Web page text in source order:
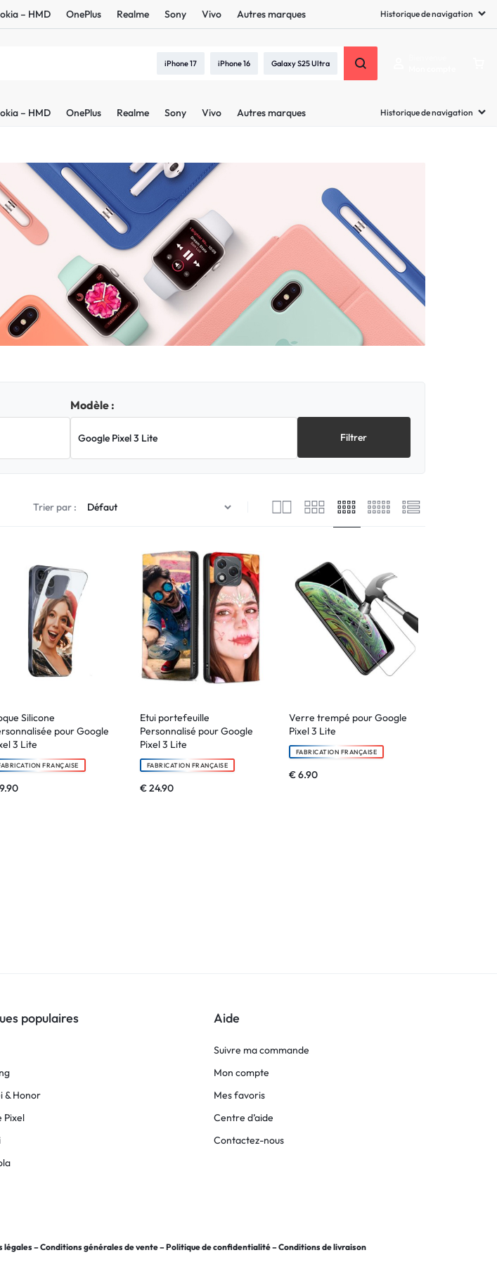
iPhone 17 iPhone 16 Galaxy S25 Ultra
– HMD OnePlus Realme Sony Vivo Autres marques Historique de navigation
– HMD OnePlus Realme Sony Vivo Autres marques Historique de navigation
Modèle :
Filtrer
Trier par :
Silicone
pour Google
3 Lite
FRANÇAISE
9.90
Etui portefeuille
Personnalisé pour Google
Pixel 3 Lite
FABRICATION FRANÇAISE
€24.90
Verre trempé pour Google
Pixel 3 Lite
FABRICATION FRANÇAISE
€6.90
populaires
& Honor
Pixel
Aide
Suivre ma commande
Mon compte
Mes favoris
Centre d’aide
Contactez-nous
légales –Conditions générales de vente–Politique de confidentialité–Conditions de livraison